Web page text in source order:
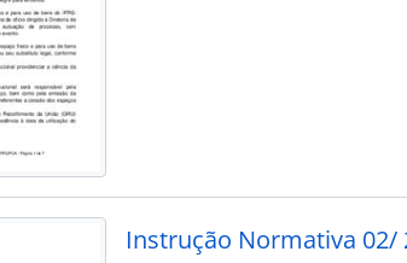
Instrução Normativa 02/